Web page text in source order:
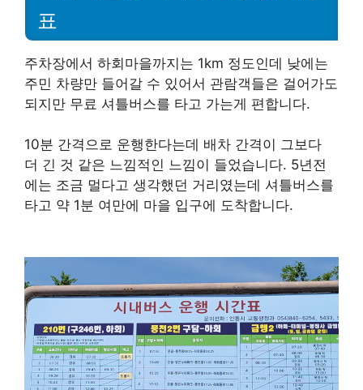
표
주차장에서 하회마을까지는 1km 정도인데 낮에는
주민 차량만 들어갈 수 있어서 관람객들은 걸어가도
되지만 무료 셔틀버스를 타고 가는게 편합니다.
10분 간격으로 운행한다는데 배차 간격이 그보다
더 긴 것 같은 느낌적인 느낌이 들었습니다. 5년전
에는 조금 멀다고 생각했던 거리였는데 셔틀버스를
타고 약 1분 여만에 마을 입구에 도착합니다.